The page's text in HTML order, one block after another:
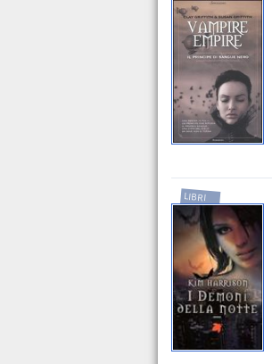
LIBRI